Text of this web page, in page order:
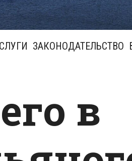
ЗАКОНОДАТЕЛЬСТВО
в